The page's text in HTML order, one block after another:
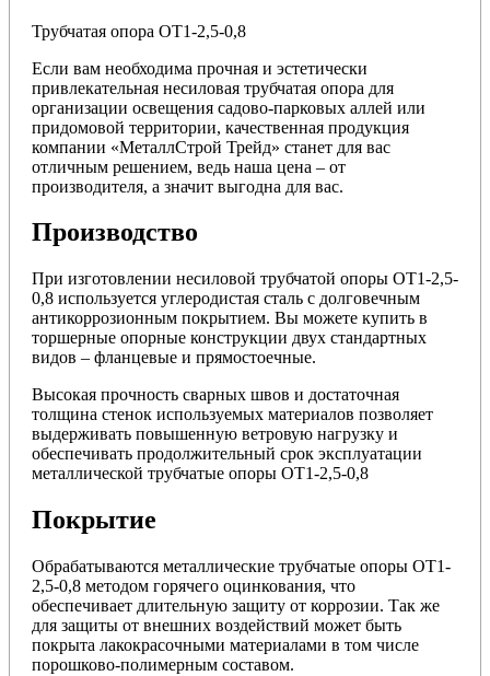
Трубчатая опора ОТ1-2,5-0,8
Если вам необходима прочная и эстетически
привлекательная несиловая трубчатая опора для
организации освещения садово-парковых аллей или
придомовой территории, качественная продукция
компании «МеталлСтрой Трейд» станет для вас
отличным решением, ведь наша цена – от
производителя, а значит выгодна для вас.
Производство
При изготовлении несиловой трубчатой опоры ОТ1-2,5-
0,8 используется углеродистая сталь с долговечным
антикоррозионным покрытием. Вы можете купить в
торшерные опорные конструкции двух стандартных
видов – фланцевые и прямостоечные.
Высокая прочность сварных швов и достаточная
толщина стенок используемых материалов позволяет
выдерживать повышенную ветровую нагрузку и
обеспечивать продолжительный срок эксплуатации
металлической трубчатые опоры ОТ1-2,5-0,8
Покрытие
Обрабатываются металлические трубчатые опоры ОТ1-
2,5-0,8 методом горячего оцинкования, что
обеспечивает длительную защиту от коррозии. Так же
для защиты от внешних воздействий может быть
покрыта лакокрасочными материалами в том числе
порошково-полимерным составом.